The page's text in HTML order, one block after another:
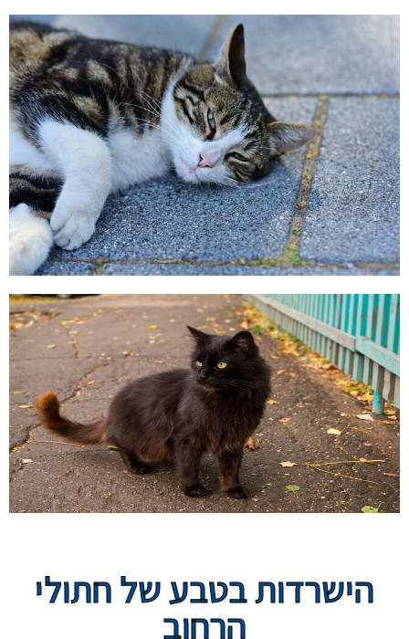
הישרדות בטבע של חתולי
הרחוב